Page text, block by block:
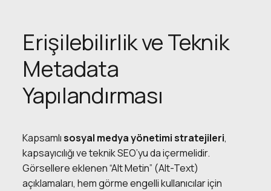
Erişilebilirlik ve Teknik
Metadata
Yapılandırması
Kapsamlısosyal medya yönetimi stratejileri,
kapsayıcılığı ve teknik SEO’yu da içermelidir.
Görsellere eklenen “Alt Metin” (Alt-Text)
açıklamaları, hem görme engelli kullanıcılar için